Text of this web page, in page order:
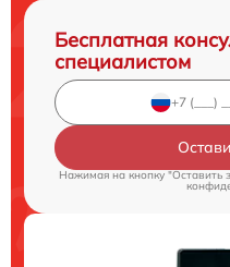
Бесплатная
специалистом
Нажимая на кнопку "Оставить